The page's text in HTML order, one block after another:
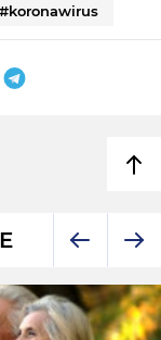
#koronawirus